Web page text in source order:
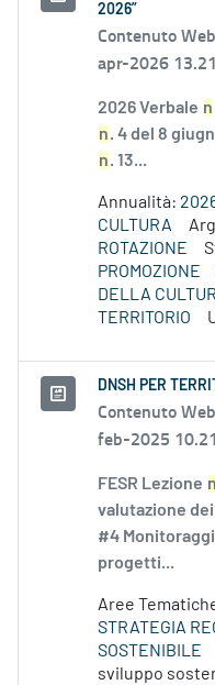
2026”
Contenuto
apr-2026 13.21
2026 Verbale n
n. 4 del 8
n. 13...
Annualità:
CULTURA
ROTAZIONE
PROMOZIONE
DELLA
TERRITORIO
DNSH PER
Contenuto
feb-2025 10.21
FESR Lezione n
valutazione
#4
progetti...
Aree
STRATEGIA
SOSTENIBILE
sviluppo